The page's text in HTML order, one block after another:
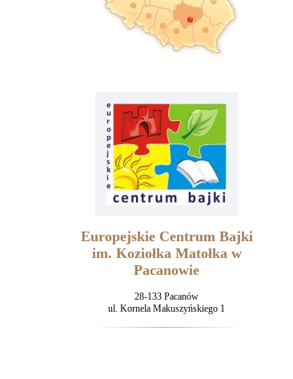
Europejskie Centrum Bajki
im. Koziołka Matołka w
Pacanowie
28-133 Pacanów
ul. Kornela Makuszyńskiego 1